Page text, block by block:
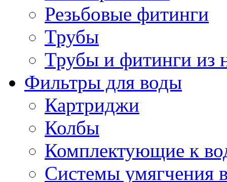
Резьбовые фитинги
Трубы
Трубы и фитинги из
Фильтры для воды
Картриджи
Колбы
Комплектующие к
Системы умягчения